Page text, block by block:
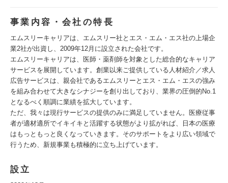
事業内容・会社の特長
エムスリーキャリアは、エムスリー社とエス・エム・エス社の上場企
業2社が出資し、2009年12月に設立された会社です。
エムスリーキャリアは、医師・薬剤師を対象とした総合的なキャリア
サービスを展開しています。創業以来ご提供している人材紹介／求人
広告サービスは、親会社であるエムスリーとエス・エム・エスの強み
を組み合わせて大きなシナジーを創り出しており、業界の圧倒的No.1
となるべく順調に業績を拡大しています。
ただ、我々は現行サービスの提供のみに満足していません。医療従事
者が適材適所でイキイキと活躍する状態がより拡がれば、日本の医療
はもっともっと良くなっていきます。そのサポートをより広い領域で
行うため、新規事業も積極的に立ち上げています。
設立